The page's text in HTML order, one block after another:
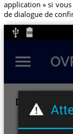
application » si
de dialogue de